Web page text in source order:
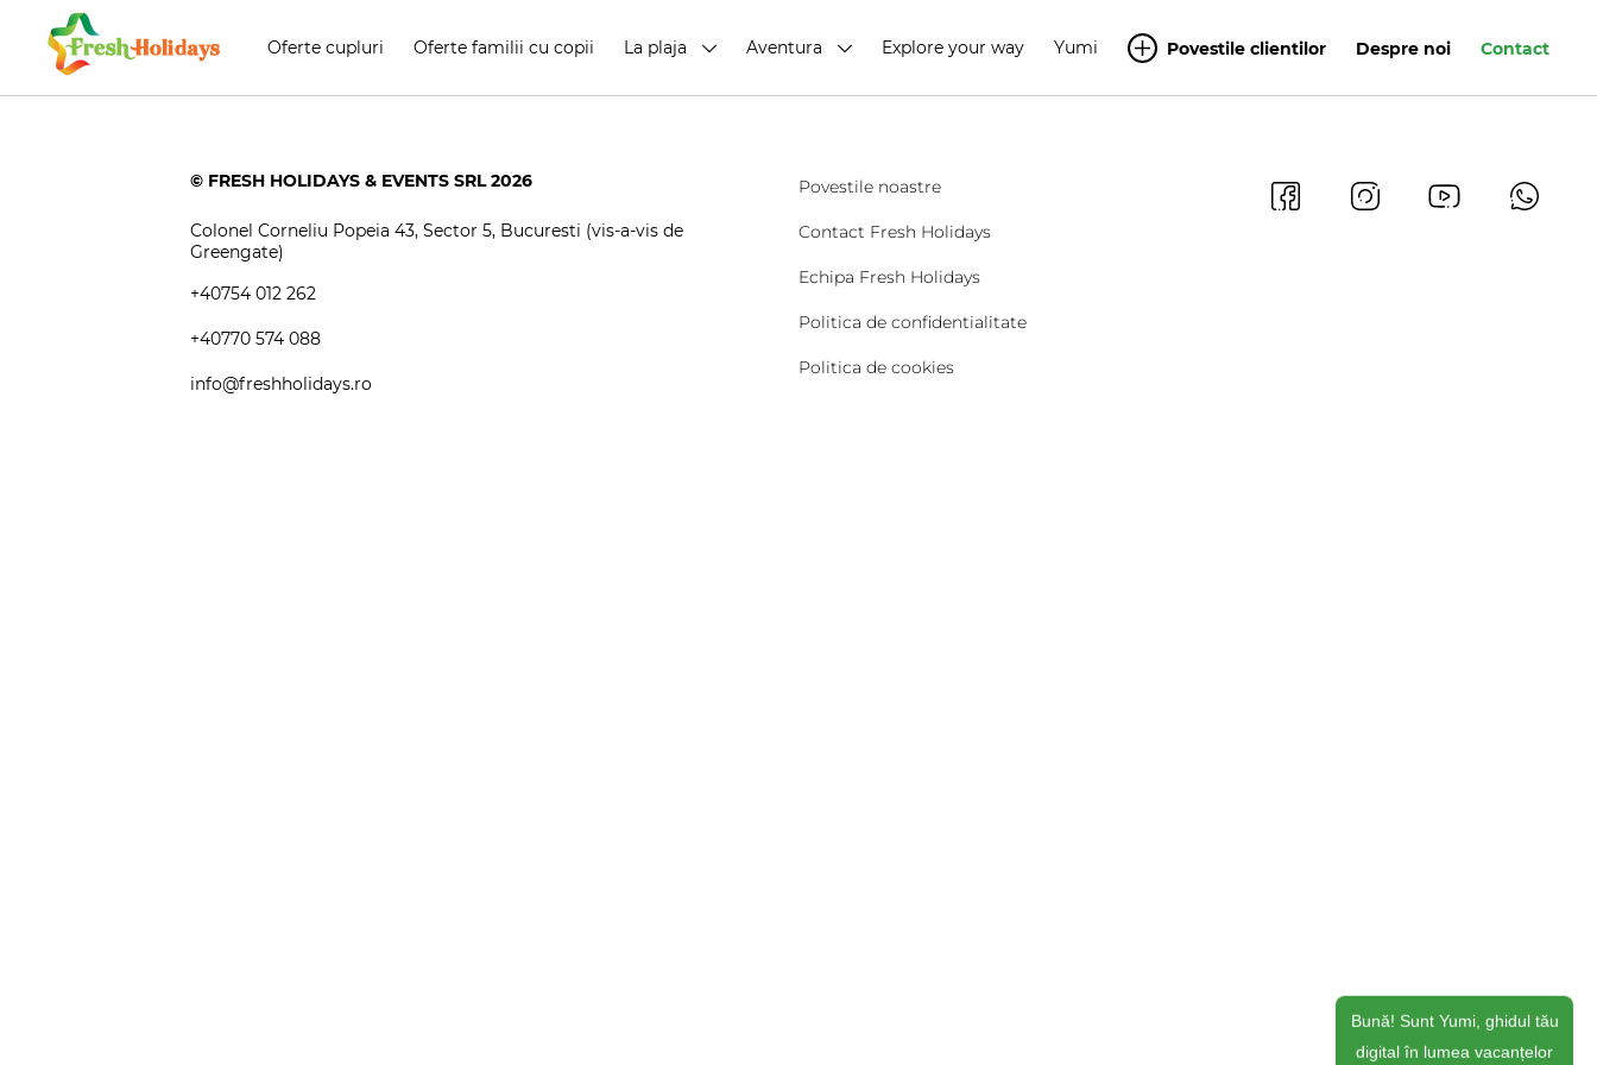
Oferte cupluri Oferte familii cu copii La plaja Aventura Explore your way Yumi Povestile clientilor Despre noi Contact
© FRESH HOLIDAYS & EVENTS SRL 2026
Colonel Corneliu Popeia 43, Sector 5, Bucuresti (vis-a-vis de
Greengate)
+40754 012 262
+40770 574 088
info@freshholidays.ro
Povestile noastre
Contact Fresh Holidays
Echipa Fresh Holidays
Politica de confidentialitate
Politica de cookies
Bună! Sunt Yumi, ghidul tău
digital în lumea vacanțelor